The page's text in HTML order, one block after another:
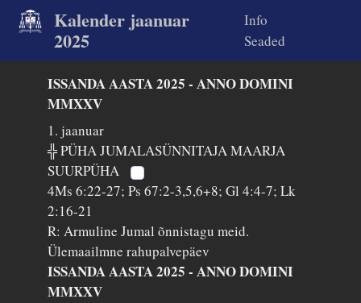
Kalender jaanuar
2025
Info
Seaded
ISSANDA AASTA 2025 - ANNO DOMINI
MMXXV
1. jaanuar
╬ PÜHA JUMALASÜNNITAJA MAARJA
SUURPÜHA
4Ms 6:22-27; Ps 67:2-3,5,6+8; Gl 4:4-7; Lk
2:16-21
R: Armuline Jumal õnnistagu meid.
Ülemaailmne rahupalvepäev
ISSANDA AASTA 2025 - ANNO DOMINI
MMXXV